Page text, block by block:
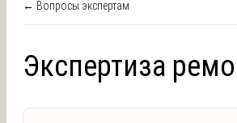
← Вопросы экспертам
Экспертиза